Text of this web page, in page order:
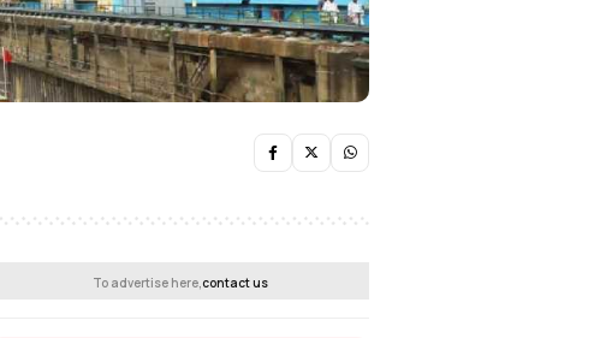
To advertise here, contact us